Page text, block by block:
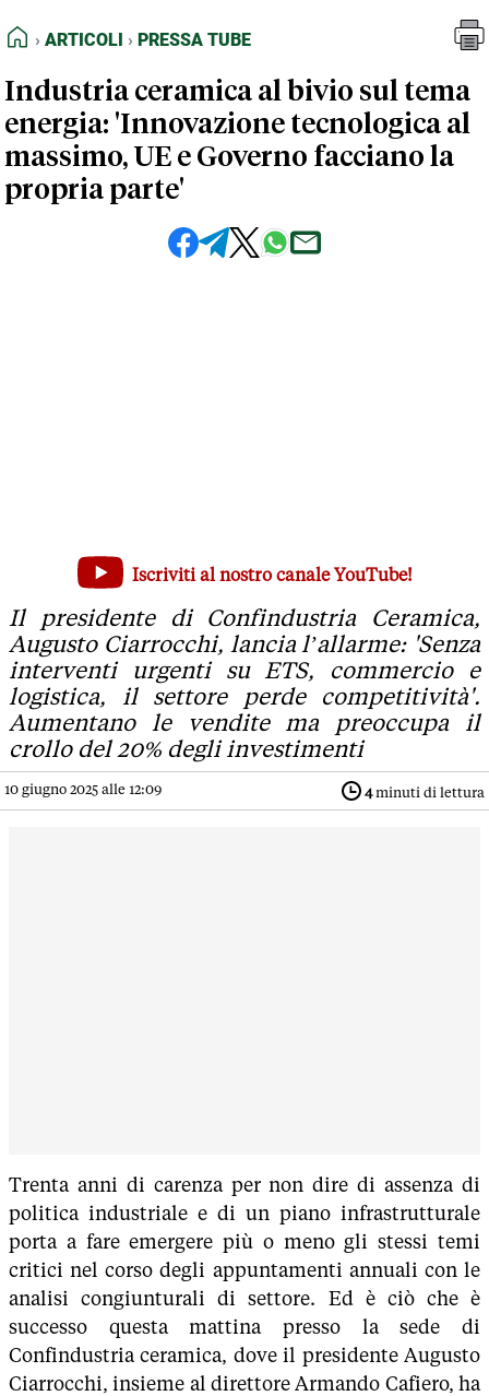
FEED RSS
NORMATIVE DEONTOLOGICHE
TERMINI e CONDIZIONI
Articoli
Pressa Tube
HOME
ARTICOLI PRESSA TUBE
Industria ceramica al bivio sul tema
energia: 'Innovazione tecnologica al
massimo, UE e Governo facciano la
propria parte'
Industria ceramica al bivio sul tema energia: 'Innovazione
Iscriviti al nostro canale YouTube!
Il presidente di Confindustria Ceramica,
Augusto Ciarrocchi, lancia l’allarme: 'Senza
interventi urgenti su ETS, commercio e
logistica, il settore perde competitività'.
Aumentano le vendite ma preoccupa il
crollo del 20% degli investimenti
10 giugno 2025 alle 12:09 4minuti di lettura
Trenta anni di carenza per non dire di assenza di
politica industriale e di un piano infrastrutturale
porta a fare emergere più o meno gli stessi temi
critici nel corso degli appuntamenti annuali con le
analisi congiunturali di settore. Ed è ciò che è
successo questa mattina presso la sede di
Confindustria ceramica, dove il presidente Augusto
Ciarrocchi, insieme al direttore Armando Cafiero, ha